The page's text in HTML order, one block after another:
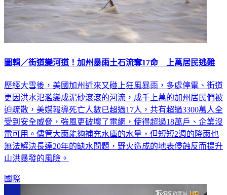
圖輯／街道變河道！加州暴雨土石流奪17命 上萬居民逃難
歷經大雪後，美國加州近來又碰上狂風暴雨，多處停電、街道
更因洪水氾濫變成泥砂滾滾的河流，成千上萬的加州居民們被
迫疏散，美媒報導死亡人數已超過17人，共有超過3300萬人全
受到安全威脅，強風更破壞了電網，使得超過18萬戶、企業沒
電可用。儘管大雨能夠補充水庫的水量，但短短2週的降雨也
無法解決長達20年的缺水問題，野火造成的地表侵蝕反而提升
山洪暴發的風險。
國際